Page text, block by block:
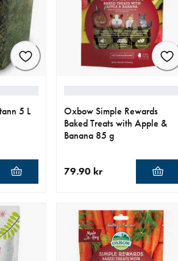
5 L
Oxbow Simple Rewards
Baked Treats with Apple &
Banana 85 g
79.90 kr